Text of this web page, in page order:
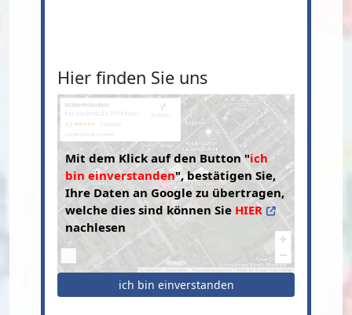
Hier finden Sie uns
Mit dem Klick auf den Button "ich
bin einverstanden", bestätigen Sie,
Ihre Daten an Google zu übertragen,
welche dies sind können Sie HIER
nachlesen
ich bin einverstanden